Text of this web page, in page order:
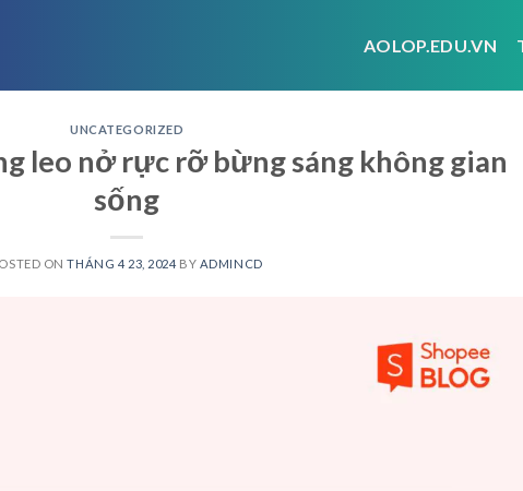
AOLOP.EDU.VN
UNCATEGORIZED
leo nở rực rỡ bừng sáng không gian
sống
ONTHÁNG 4 23, 2024 BY ADMINCD